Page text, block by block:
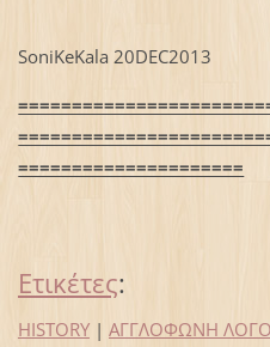
SoniKeKala 20DEC2013
=====================
Ετικέτες:
HISTORY | ΑΓΓΛΟΦΩΝΗ